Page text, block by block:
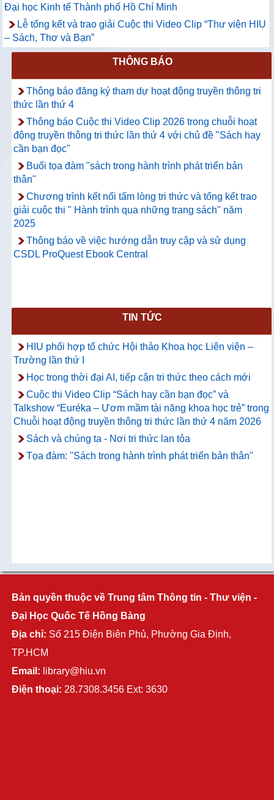
Đại học Kinh tế Thành phố Hồ Chí Minh
Lễ tổng kết và trao giải Cuộc thi Video Clip “Thư viện HIU
– Sách, Thơ và Bạn”
THÔNG BÁO
Thông báo đăng ký tham dự hoạt động truyền thông tri
thức lần thứ 4
Thông báo Cuộc thi Video Clip 2026 trong chuỗi hoạt
động truyền thông tri thức lần thứ 4 với chủ đề "Sách hay
cần bạn đọc"
Buổi tọa đàm "sách trong hành trình phát triển bản
thân"
Chương trình kết nối tấm lòng tri thức và tổng kết trao
giải cuộc thi " Hành trình qua những trang sách" năm
2025
Thông báo về việc hướng dẫn truy cập và sử dụng
CSDL ProQuest Ebook Central
TIN TỨC
HIU phối hợp tổ chức Hội thảo Khoa học Liên viện –
Trường lần thứ I
Học trong thời đại AI, tiếp cận tri thức theo cách mới
Cuộc thi Video Clip “Sách hay cần bạn đọc” và
Talkshow “Euréka – Ươm mầm tài năng khoa học trẻ” trong
Chuỗi hoạt động truyền thông tri thức lần thứ 4 năm 2026
Sách và chúng ta - Nơi tri thức lan tỏa
Tọa đàm: "Sách trong hành trình phát triển bản thân"
Bản quyền thuộc về Trung tâm Thông tin - Thư viện -
Đại Học Quốc Tế Hồng Bàng
Địa chỉ: Số 215 Điện Biên Phủ, Phường Gia Định,
TP.HCM
Email: library@hiu.vn
Điện thoại: 28.7308.3456 Ext: 3630